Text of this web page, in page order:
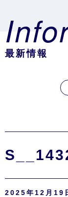
最新情報
2025年12月19